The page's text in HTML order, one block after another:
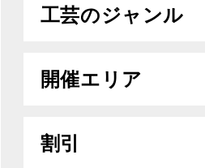
工芸のジャンル
開催エリア
割引